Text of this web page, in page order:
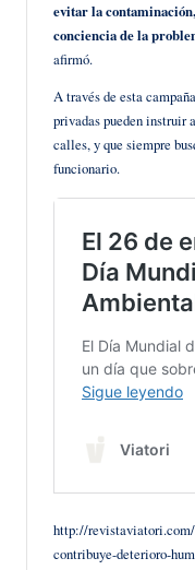
evitar la
conciencia de la
afirmó.
A través de esta
privadas pueden instruir
calles, y que siempre
funcionario.
http://
contribuye-deterioro-